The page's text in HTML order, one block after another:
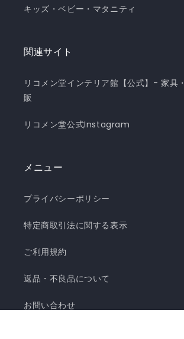
キッズ・ベビー・マタニティ
関連サイト
リコメン堂インテリア館【公式】- 家具
販
リコメン堂公式Instagram
メニュー
プライバシーポリシー
特定商取引法に関する表示
ご利用規約
返品・不良品について
お問い合わせ